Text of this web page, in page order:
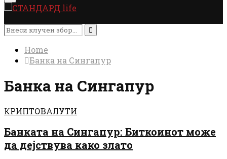
Menu
Search
for:
Search
Home
Банка на Сингапур
Банка на Сингапур
КРИПТОВАЛУТИ
Банката на Сингапур: Биткоинот може
да дејствува како злато